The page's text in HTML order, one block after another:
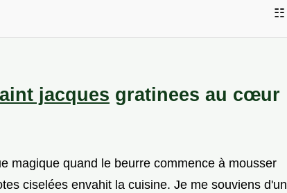
☷
jacques gratinees au cœur
magique quand le beurre commence à mousser
ciselées envahit la cuisine. Je me souviens d'un